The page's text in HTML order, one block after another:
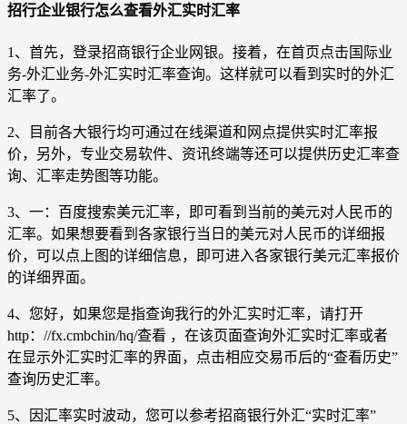
招行企业银行怎么查看外汇实时汇率
1、首先，登录招商银行企业网银。接着，在首页点击国际业
务-外汇业务-外汇实时汇率查询。这样就可以看到实时的外汇
汇率了。
2、目前各大银行均可通过在线渠道和网点提供实时汇率报
价，另外，专业交易软件、资讯终端等还可以提供历史汇率查
询、汇率走势图等功能。
3、一：百度搜索美元汇率，即可看到当前的美元对人民币的
汇率。如果想要看到各家银行当日的美元对人民币的详细报
价，可以点上图的详细信息，即可进入各家银行美元汇率报价
的详细界面。
4、您好，如果您是指查询我行的外汇实时汇率，请打开
http：//fx.cmbchin/hq/查看 ，在该页面查询外汇实时汇率或者
在显示外汇实时汇率的界面，点击相应交易币后的“查看历史”
查询历史汇率。
5、因汇率实时波动，您可以参考招商银行外汇“实时汇率”